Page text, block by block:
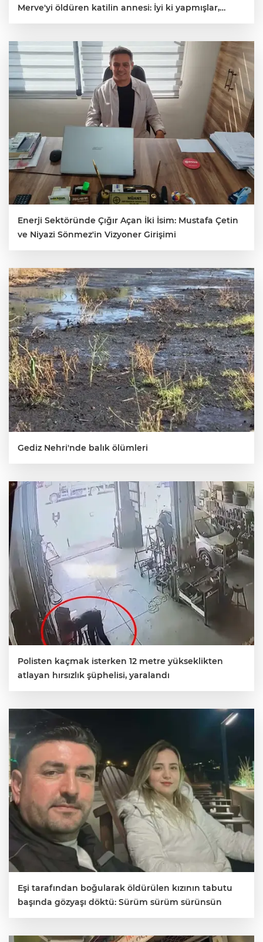
Merve'yi öldüren katilin annesi: İyi ki yapmışlar,
ellerine sağlık
Enerji Sektöründe Çığır Açan İki İsim: Mustafa Çetin
ve Niyazi Sönmez'in Vizyoner Girişimi
Gediz Nehri'nde balık ölümleri
Polisten kaçmak isterken 12 metre yükseklikten
atlayan hırsızlık şüphelisi, yaralandı
Eşi tarafından boğularak öldürülen kızının tabutu
başında gözyaşı döktü: Sürüm sürüm sürünsün